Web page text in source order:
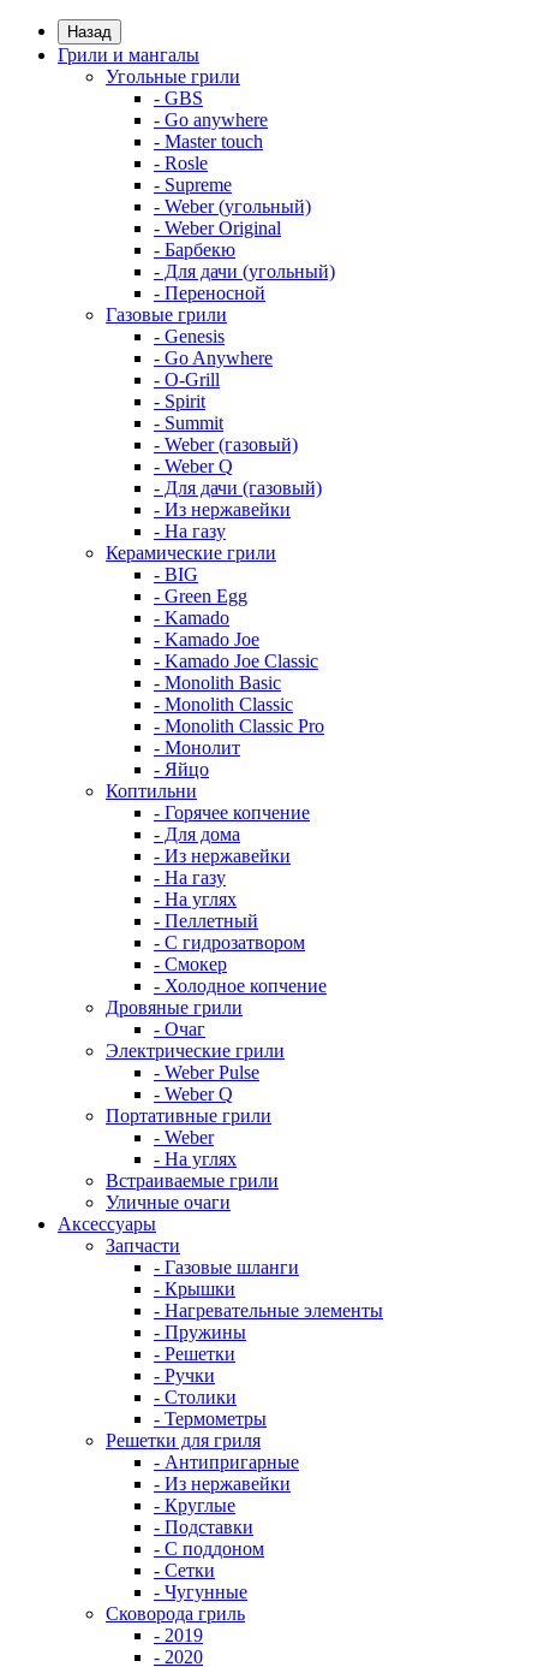
Назад
Грили и мангалы
Угольные грили
- GBS
- Go anywhere
- Master touch
- Rosle
- Supreme
- Weber (угольный)
- Weber Original
- Барбекю
- Для дачи (угольный)
- Переносной
Газовые грили
- Genesis
- Go Anywhere
- O-Grill
- Spirit
- Summit
- Weber (газовый)
- Weber Q
- Для дачи (газовый)
- Из нержавейки
- На газу
Керамические грили
- BIG
- Green Egg
- Kamado
- Kamado Joe
- Kamado Joe Classic
- Monolith Basic
- Monolith Classic
- Monolith Classic Pro
- Монолит
- Яйцо
Коптильни
- Горячее копчение
- Для дома
- Из нержавейки
- На газу
- На углях
- Пеллетный
- С гидрозатвором
- Смокер
- Холодное копчение
Дровяные грили
- Очаг
Электрические грили
- Weber Pulse
- Weber Q
Портативные грили
- Weber
- На углях
Встраиваемые грили
Уличные очаги
Аксессуары
Запчасти
- Газовые шланги
- Крышки
- Нагревательные элементы
- Пружины
- Решетки
- Ручки
- Столики
- Термометры
Решетки для гриля
- Антипригарные
- Из нержавейки
- Круглые
- Подставки
- С поддоном
- Сетки
- Чугунные
Сковорода гриль
- 2019
- 2020